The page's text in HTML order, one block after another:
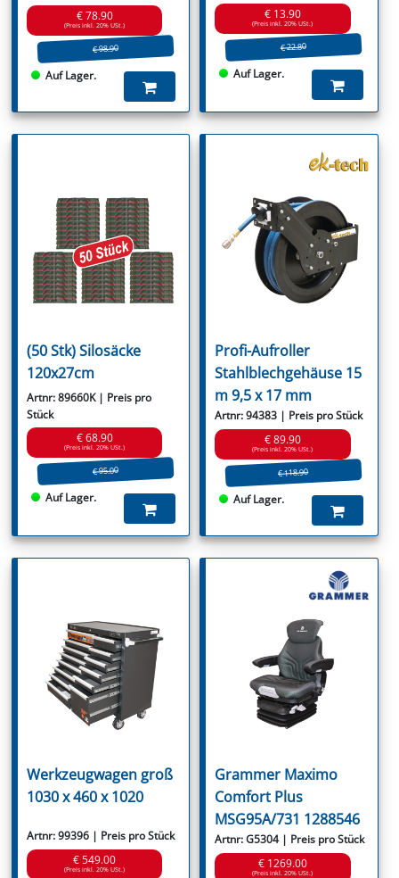
€ 78.90
(Preis inkl. 20% USt.)
€ 98.90
Auf Lager.
€ 13.90
(Preis inkl. 20% USt.)
€ 22.80
Auf Lager.
(50 Stk) Silosäcke
120x27cm
Artnr: 89660K | Preis pro
Stück
€ 68.90
(Preis inkl. 20% USt.)
€ 95.00
Auf Lager.
Profi-Aufroller
Stahlblechgehäuse 15
m 9,5 x 17 mm
Artnr: 94383 | Preis pro Stück
€ 89.90
(Preis inkl. 20% USt.)
€ 118.90
Auf Lager.
Werkzeugwagen groß
1030 x 460 x 1020
Artnr: 99396 | Preis pro Stück
€ 549.00
(Preis inkl. 20% USt.)
Grammer Maximo
Comfort Plus
MSG95A/731 1288546
Artnr: G5304 | Preis pro Stück
€ 1269.00
(Preis inkl. 20% USt.)